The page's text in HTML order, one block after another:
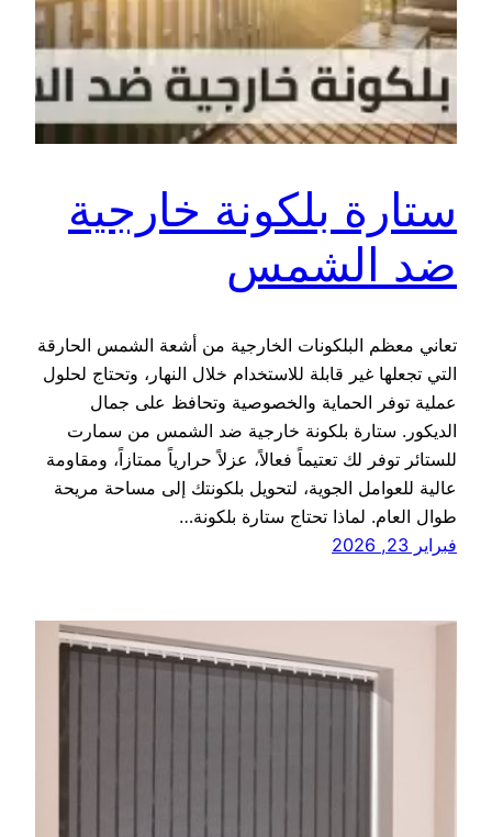
ستارة بلكونة خارجية
ضد الشمس
تعاني معظم البلكونات الخارجية من أشعة الشمس الحارقة
التي تجعلها غير قابلة للاستخدام خلال النهار، وتحتاج لحلول
عملية توفر الحماية والخصوصية وتحافظ على جمال
الديكور. ستارة بلكونة خارجية ضد الشمس من سمارت
للستائر توفر لك تعتيماً فعالاً، عزلاً حرارياً ممتازاً، ومقاومة
عالية للعوامل الجوية، لتحويل بلكونتك إلى مساحة مريحة
طوال العام. لماذا تحتاج ستارة بلكونة…
فبراير 23, 2026